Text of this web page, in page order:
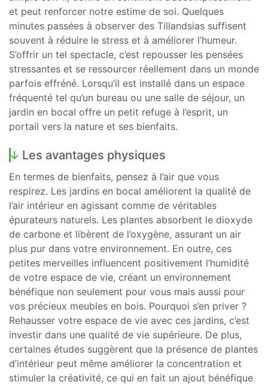
et peut renforcer notre estime de soi. Quelques
minutes passées à observer des Tillandsias suffisent
souvent à réduire le stress et à améliorer l’humeur.
S’offrir un tel spectacle, c’est repousser les pensées
stressantes et se ressourcer réellement dans un monde
parfois effréné. Lorsqu’il est installé dans un espace
fréquenté tel qu’un bureau ou une salle de séjour, un
jardin en bocal offre un petit refuge à l’esprit, un
portail vers la nature et ses bienfaits.
Les avantages physiques
En termes de bienfaits, pensez à l’air que vous
respirez. Les jardins en bocal améliorent la qualité de
l’air intérieur en agissant comme de véritables
épurateurs naturels. Les plantes absorbent le dioxyde
de carbone et libèrent de l’oxygène, assurant un air
plus pur dans votre environnement. En outre, ces
petites merveilles influencent positivement l’humidité
de votre espace de vie, créant un environnement
bénéfique non seulement pour vous mais aussi pour
vos précieux meubles en bois. Pourquoi s’en priver ?
Rehausser votre espace de vie avec ces jardins, c’est
investir dans une qualité de vie supérieure. De plus,
certaines études suggèrent que la présence de plantes
d’intérieur peut même améliorer la concentration et
stimuler la créativité, ce qui en fait un ajout bénéfique